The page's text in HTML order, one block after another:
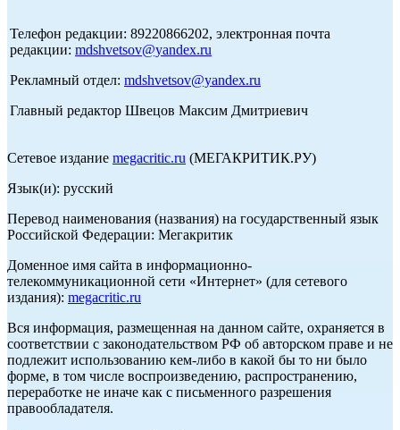
Телефон редакции: 89220866202, электронная почта
редакции: mdshvetsov@yandex.ru
Рекламный отдел: mdshvetsov@yandex.ru
Главный редактор Швецов Максим Дмитриевич
Сетевое издание megacritic.ru (МЕГАКРИТИК.РУ)
Язык(и): русский
Перевод наименования (названия) на государственный язык
Российской Федерации: Мегакритик
Доменное имя сайта в информационно-
телекоммуникационной сети «Интернет» (для сетевого
издания): megacritic.ru
Вся информация, размещенная на данном сайте, охраняется в
соответствии с законодательством РФ об авторском праве и не
подлежит использованию кем-либо в какой бы то ни было
форме, в том числе воспроизведению, распространению,
переработке не иначе как с письменного разрешения
правообладателя.